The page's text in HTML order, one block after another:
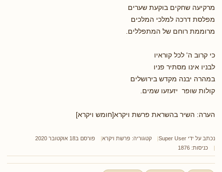
מרקיעה שחקים בוקעת שערים
מפלסת דרכה למלכי המלכים
מרוממת רוחם של המתפללים.
כי קרוב ה' לכל קוראיו
לבניו אינו מסתיר פניו
במהרה יבנה מקדש בירושלים
קולות שופר יזעזעו שמים.
הערה: השיר בהשראת פרשת ויקרא[חומש ויקרא]
נכתב על ידי Super User קטגוריה: פרשת ויקרא
פורסם ב18 אוקטובר 2020
כניסות: 1876